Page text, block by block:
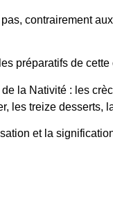
contrairement
préparatifs de cette
la Nativité : les
les treize desserts,
et la